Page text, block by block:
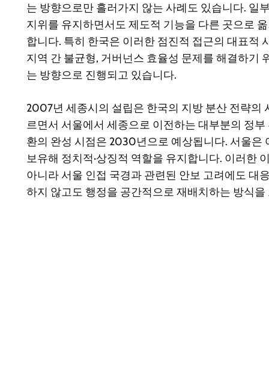
는 방향으로만 흘러가지 않는 사례도 있습니다. 일
지위를 유지하면서도 제도적 기능을 다른 곳으로
합니다. 특히 한국은 이러한 점진적 접근의 대표적
지역 간 불균형, 거버넌스 효율성 문제를 해결하기
는 방향으로 진행되고 있습니다.
2007년 세종시의 설립은 한국의 지방 분산 전략의
르면서 서울에서 세종으로 이전하는 대부분의 정
환의 완성 시점은 2030년으로 예상됩니다. 서울은
보유해 정치적·상징적 역할을 유지합니다. 이러한
아니라 서울 인접 국경과 관련된 안보 고려에도 대
하지 않고도 행정을 공간적으로 재배치하는 방식을